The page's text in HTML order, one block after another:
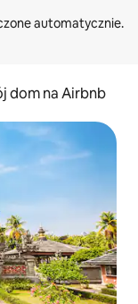
dom na Airbnb